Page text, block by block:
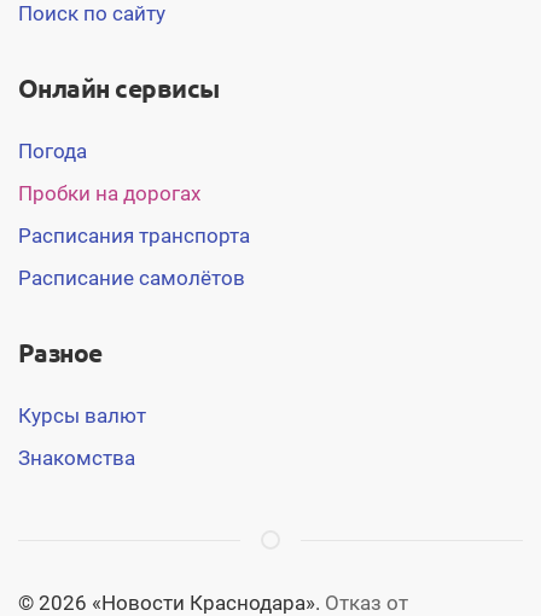
Поиск по сайту
Онлайн сервисы
Погода
Пробки на дорогах
Расписания транспорта
Расписание самолётов
Разное
Курсы валют
Знакомства
© 2026 «Новости Краснодара». Отказ от